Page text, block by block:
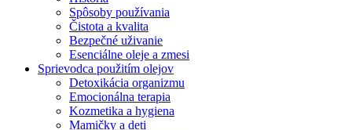
Spôsoby používania
Čistota a kvalita
Bezpečné uživanie
Esenciálne oleje a zmesi
Sprievodca použitím olejov
Detoxikácia organizmu
Emocionálna terapia
Kozmetika a hygiena
Mamičky a deti